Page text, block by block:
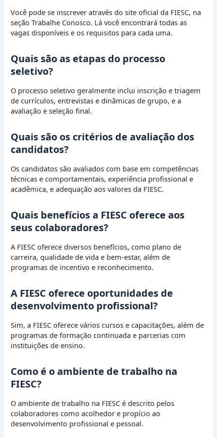
Você pode se inscrever através do site oficial da FIESC, na
seção Trabalhe Conosco. Lá você encontrará todas as
vagas disponíveis e os requisitos para cada uma.
Quais são as etapas do processo
seletivo?
O processo seletivo geralmente inclui inscrição e triagem
de currículos, entrevistas e dinâmicas de grupo, e a
avaliação e seleção final.
Quais são os critérios de avaliação dos
candidatos?
Os candidatos são avaliados com base em competências
técnicas e comportamentais, experiência profissional e
acadêmica, e adequação aos valores da FIESC.
Quais benefícios a FIESC oferece aos
seus colaboradores?
A FIESC oferece diversos benefícios, como plano de
carreira, qualidade de vida e bem-estar, além de
programas de incentivo e reconhecimento.
A FIESC oferece oportunidades de
desenvolvimento profissional?
Sim, a FIESC oferece vários cursos e capacitações, além de
programas de formação continuada e parcerias com
instituições de ensino.
Como é o ambiente de trabalho na
FIESC?
O ambiente de trabalho na FIESC é descrito pelos
colaboradores como acolhedor e propício ao
desenvolvimento profissional e pessoal.